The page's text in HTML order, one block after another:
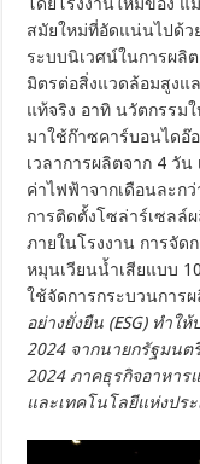
สมัยใหม่ที่อัดแน่นไปด้ว
ระบบนิเวศน์ในการผลิ
มิตรต่อสิ่งแวดล้อมสูงแ
แท้จริง อาทิ นวัตกรรม
มาใช้ก๊าซคาร์บอนไดอ๊
เวลาการผลิตจาก 4 วั
ค่าไฟฟ้าจากเดือนละก
การติดตั้งโซล่าร์เซลล์
ภายในโรงงาน การจัด
หมุนเวียนน้ำเสียแบบ
ใช้จัดการกระบวนการ
อย่างยั่งยืน (ESG) ทำใ
2024 จากนายกรัฐมน
2024 ภาคธุรกิจอาหา
และเทคโนโลยีแห่งปร